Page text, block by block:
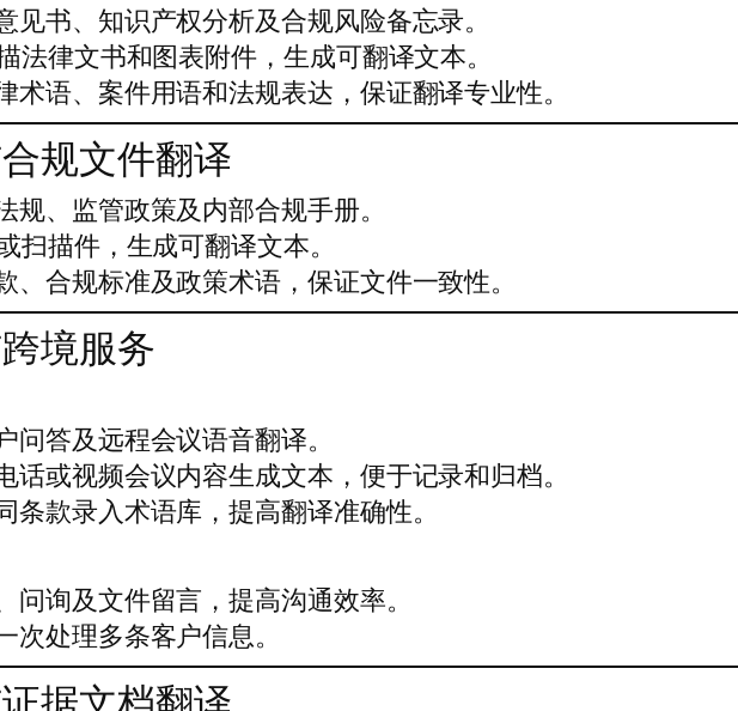
见书、知识产权分析及合规风险备忘录。
法律文书和图表附件，生成可翻译文本。
术语、案件用语和法规表达，保证翻译专业性。
规文件翻译
规、监管政策及内部合规手册。
扫描件，生成可翻译文本。
、合规标准及政策术语，保证文件一致性。
境服务
答及远程会议语音翻译。
话或视频会议内容生成文本，便于记录和归档。
条款录入术语库，提高翻译准确性。
问询及文件留言，提高沟通效率。
处理多条客户信息。